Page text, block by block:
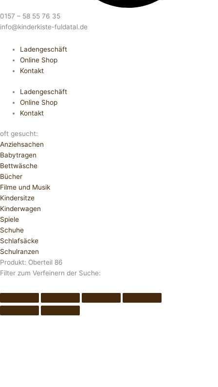
0157 – 58 55 76 35
info@kinderkiste-fuldatal.de
Ladengeschäft
Online Shop
Kontakt
Ladengeschäft
Online Shop
Kontakt
oft gesucht:
Anziehsachen
Babytragen
Bettwäsche
Bücher
Filme und Musik
Kindersitze
Kinderwagen
Spiele
Schuhe
Schlafsäcke
Schulranzen
Produkt: Oberteil 86
Filter zum Verfeinern der Suche: